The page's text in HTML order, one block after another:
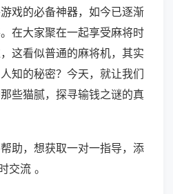
戏的必备神器，如今已逐渐
在大家聚在一起享受麻将时
这看似普通的麻将机，其实
知的秘密？今天，就让我们
些猫腻，探寻输钱之谜的真
助，想获取一对一指导，添
交流 。